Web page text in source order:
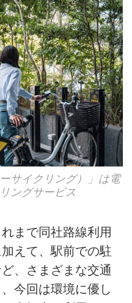
サイクリング）」は電
ングサービス
まで同社路線利用
えて、駅前での駐
、さまざまな交通
今回は環境に優し